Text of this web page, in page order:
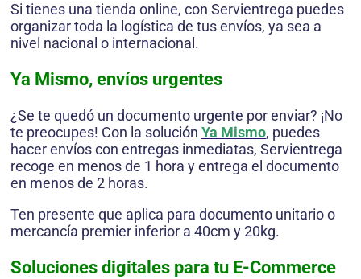
Si tienes una tienda online, con Servientrega puedes
organizar toda la logística de tus envíos, ya sea a
nivel nacional o internacional.
Ya Mismo, envíos urgentes
¿Se te quedó un documento urgente por enviar? ¡No
te preocupes! Con la solución Ya Mismo, puedes
hacer envíos con entregas inmediatas, Servientrega
recoge en menos de 1 hora y entrega el documento
en menos de 2 horas.
Ten presente que aplica para documento unitario o
mercancía premier inferior a 40cm y 20kg.
Soluciones digitales para tu E-Commerce